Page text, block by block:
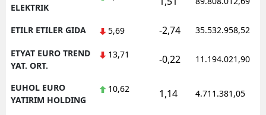
ELEKTRIK
ETILR ETILER GIDA 5,69 -2,74 35.532.958,52
ETYAT EURO TREND
YAT. ORT.
13,71 -0,22 11.194.021,90
EUHOL EURO
YATIRIM HOLDING
10,62 1,14 4.711.381,05